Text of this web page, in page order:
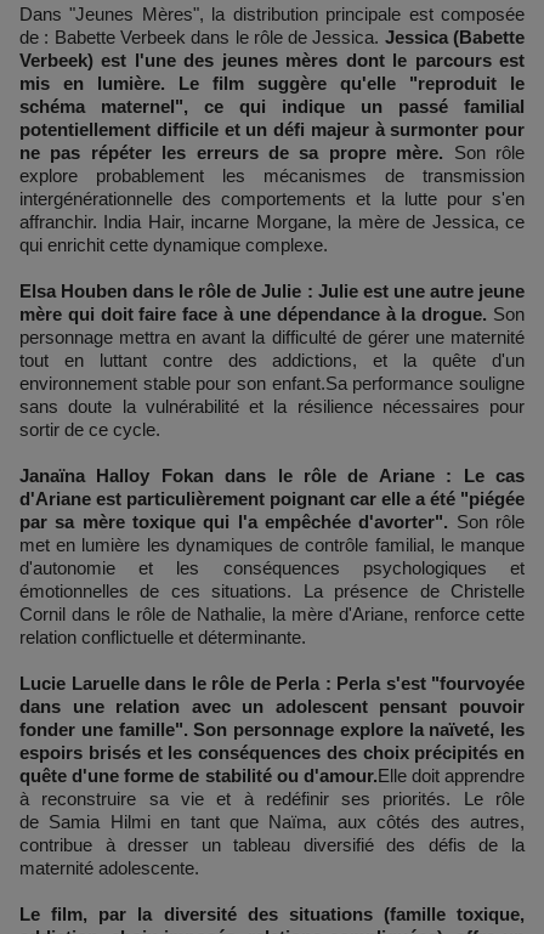
Dans "Jeunes Mères", la distribution principale est composée
de : Babette Verbeek dans le rôle de Jessica. Jessica (Babette
Verbeek) est l'une des jeunes mères dont le parcours est
mis en lumière. Le film suggère qu'elle "reproduit le
schéma maternel", ce qui indique un passé familial
potentiellement difficile et un défi majeur à surmonter pour
ne pas répéter les erreurs de sa propre mère. Son rôle
explore probablement les mécanismes de transmission
intergénérationnelle des comportements et la lutte pour s'en
affranchir. India Hair, incarne Morgane, la mère de Jessica, ce
qui enrichit cette dynamique complexe.
Elsa Houben dans le rôle de Julie : Julie est une autre jeune
mère qui doit faire face à une dépendance à la drogue. Son
personnage mettra en avant la difficulté de gérer une maternité
tout en luttant contre des addictions, et la quête d'un
environnement stable pour son enfant.Sa performance souligne
sans doute la vulnérabilité et la résilience nécessaires pour
sortir de ce cycle.
Janaïna Halloy Fokan dans le rôle de Ariane : Le cas
d'Ariane est particulièrement poignant car elle a été "piégée
par sa mère toxique qui l'a empêchée d'avorter". Son rôle
met en lumière les dynamiques de contrôle familial, le manque
d'autonomie et les conséquences psychologiques et
émotionnelles de ces situations. La présence de Christelle
Cornil dans le rôle de Nathalie, la mère d'Ariane, renforce cette
relation conflictuelle et déterminante.
Lucie Laruelle dans le rôle de Perla : Perla s'est "fourvoyée
dans une relation avec un adolescent pensant pouvoir
fonder une famille".Son personnage explore la naïveté, les
espoirs brisés et les conséquences des choix précipités en
quête d'une forme de stabilité ou d'amour.Elle doit apprendre
à reconstruire sa vie et à redéfinir ses priorités. Le rôle
de Samia Hilmi en tant que Naïma, aux côtés des autres,
contribue à dresser un tableau diversifié des défis de la
maternité adolescente.
Le film, par la diversité des situations (famille toxique,